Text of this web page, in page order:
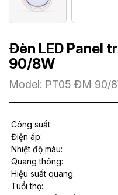
Đèn LED Panel
90/8W
Model: PT05 ĐM 90/
Công suất:
Điện áp:
Nhiệt độ màu:
Quang thông:
Hiệu suất quang:
Tuổi thọ: